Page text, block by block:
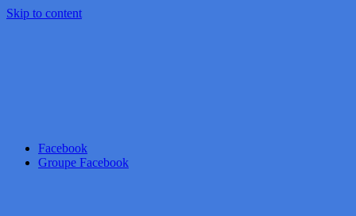
Skip to content
Facebook
Groupe Facebook